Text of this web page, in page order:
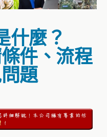
什麼？
件、流程
題